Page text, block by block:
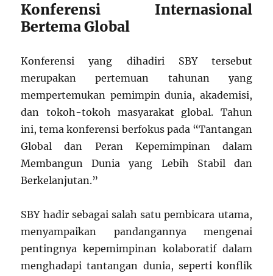
Konferensi Internasional
Bertema Global
Konferensi yang dihadiri SBY tersebut
merupakan pertemuan tahunan yang
mempertemukan pemimpin dunia, akademisi,
dan tokoh-tokoh masyarakat global. Tahun
ini, tema konferensi berfokus pada “Tantangan
Global dan Peran Kepemimpinan dalam
Membangun Dunia yang Lebih Stabil dan
Berkelanjutan.”
SBY hadir sebagai salah satu pembicara utama,
menyampaikan pandangannya mengenai
pentingnya kepemimpinan kolaboratif dalam
menghadapi tantangan dunia, seperti konflik